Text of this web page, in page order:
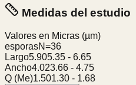
Medidas del estudio
Valores en Micras (µm)
esporasN=36
Largo5.905.35 - 6.65
Ancho4.023.66 - 4.75
Q (Me)1.501.30 - 1.68